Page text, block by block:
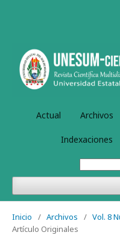
Actual Archivos
Indexaciones
Inicio / Archivos / Vol. 8
Artículo Originales